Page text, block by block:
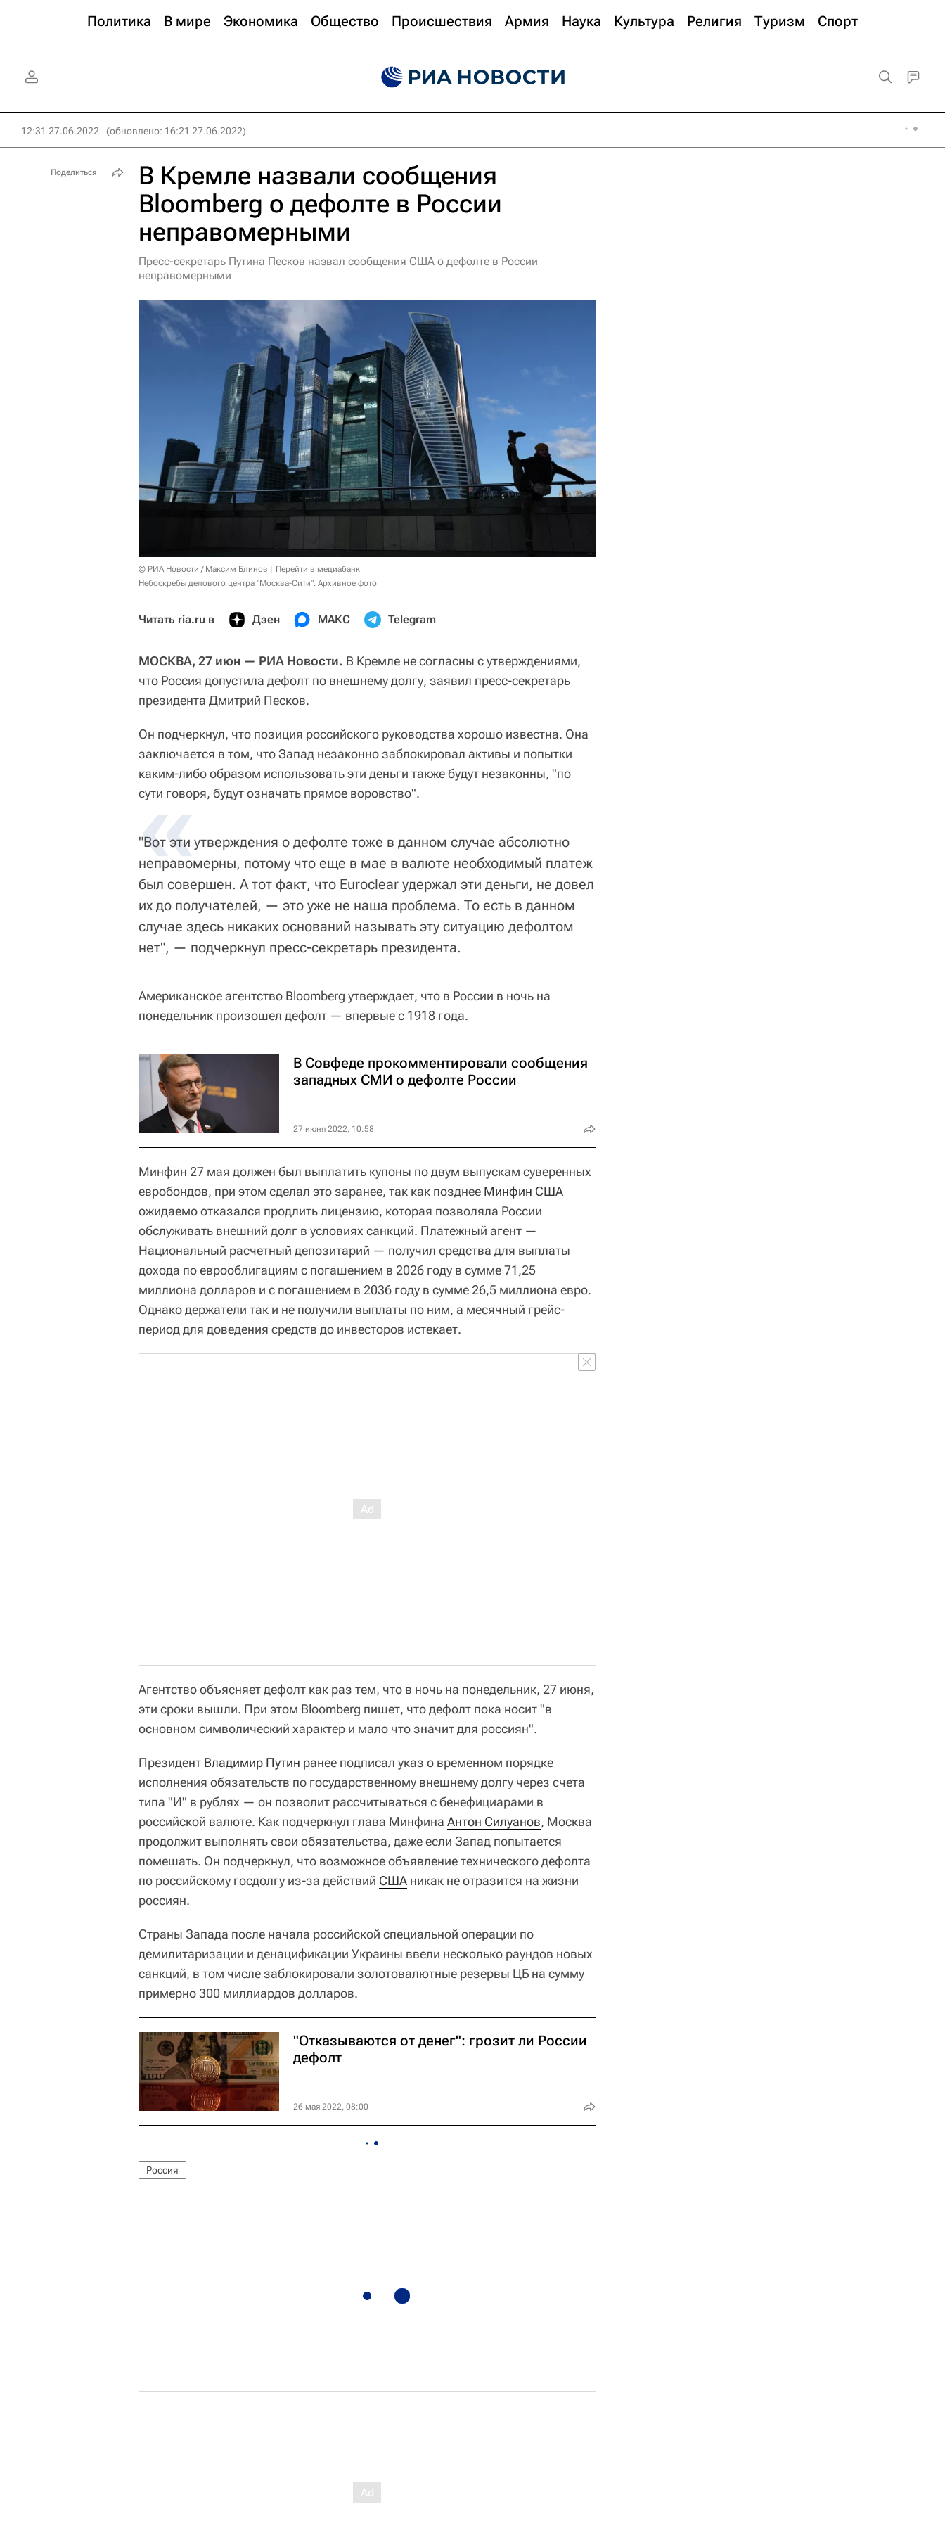
Политика В мире Экономика Общество Происшествия Армия Наука Культура Религия Туризм Спорт
12:31 27.06.2022 (обновлено: 16:21 27.06.2022)
В Кремле назвали сообщения
Bloomberg о дефолте в России
неправомерными
Пресс-секретарь Путина Песков назвал сообщения США о дефолте в России
неправомерными
© РИА Новости / Максим Блинов
Перейти в медиабанк
Небоскребы делового центра "Москва-Сити". Архивное фото
Читать ria.ru в Дзен МАКС Telegram
МОСКВА, 27 июн — РИА Новости. В Кремле не согласны с утверждениями,
что Россия допустила дефолт по внешнему долгу, заявил пресс-секретарь
президента Дмитрий Песков.
Он подчеркнул, что позиция российского руководства хорошо известна. Она
заключается в том, что Запад незаконно заблокировал активы и попытки
каким-либо образом использовать эти деньги также будут незаконны, "по
сути говоря, будут означать прямое воровство".
«
"Вот эти утверждения о дефолте тоже в данном случае абсолютно
неправомерны, потому что еще в мае в валюте необходимый платеж
был совершен. А тот факт, что Euroclear удержал эти деньги, не довел
их до получателей, — это уже не наша проблема. То есть в данном
случае здесь никаких оснований называть эту ситуацию дефолтом
нет", — подчеркнул пресс-секретарь президента.
Американское агентство Bloomberg утверждает, что в России в ночь на
понедельник произошел дефолт — впервые с 1918 года.
В Совфеде прокомментировали сообщения
западных СМИ о дефолте России
27 июня 2022, 10:58
Минфин 27 мая должен был выплатить купоны по двум выпускам суверенных
евробондов, при этом сделал это заранее, так как позднее Минфин США
ожидаемо отказался продлить лицензию, которая позволяла России
обслуживать внешний долг в условиях санкций. Платежный агент —
Национальный расчетный депозитарий — получил средства для выплаты
дохода по еврооблигациям с погашением в 2026 году в сумме 71,25
миллиона долларов и с погашением в 2036 году в сумме 26,5 миллиона евро.
Однако держатели так и не получили выплаты по ним, а месячный грейс-
период для доведения средств до инвесторов истекает.
Агентство объясняет дефолт как раз тем, что в ночь на понедельник, 27 июня,
эти сроки вышли. При этом Bloomberg пишет, что дефолт пока носит "в
основном символический характер и мало что значит для россиян".
Президент Владимир Путин ранее подписал указ о временном порядке
исполнения обязательств по государственному внешнему долгу через счета
типа "И" в рублях — он позволит рассчитываться с бенефициарами в
российской валюте. Как подчеркнул глава Минфина Антон Силуанов, Москва
продолжит выполнять свои обязательства, даже если Запад попытается
помешать. Он подчеркнул, что возможное объявление технического дефолта
по российскому госдолгу из-за действий США никак не отразится на жизни
россиян.
Страны Запада после начала российской специальной операции по
демилитаризации и денацификации Украины ввели несколько раундов новых
санкций, в том числе заблокировали золотовалютные резервы ЦБ на сумму
примерно 300 миллиардов долларов.
"Отказываются от денег": грозит ли России
дефолт
26 мая 2022, 08:00
Россия
Поделиться